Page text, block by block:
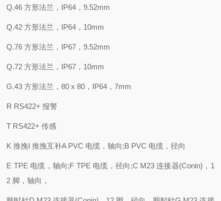
Q.46 方形法兰，IP64，9.52mm
Q.42 方形法兰，IP64，10mm
Q.76 方形法兰，IP67，9.52mm
Q.72 方形法兰，IP67，10mm
G.43 方形法兰，80 x 80，IP64，7mm
R RS422+ 报警
T RS422+ 传感
K 推挽I 推挽互补A PVC 电缆，轴向;B PVC 电缆，径向
E TPE 电缆，轴向;F TPE 电缆，径向;C M23 连接器(Conin)，1
2 脚，轴向，